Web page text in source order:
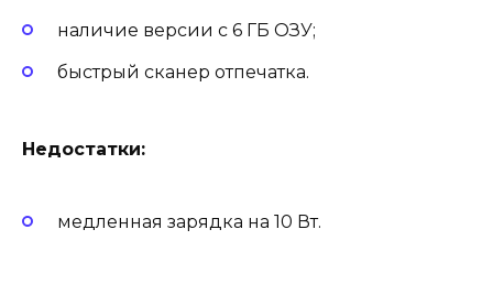
наличие версии с 6 ГБ ОЗУ;
быстрый сканер отпечатка.
Недостатки:
медленная зарядка на 10 Вт.